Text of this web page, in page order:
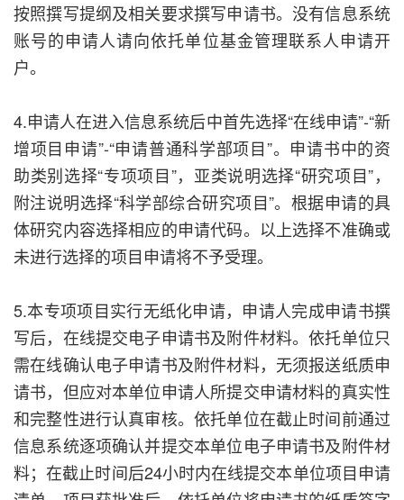
按照撰写提纲及相关要求撰写申请书。没有信息系统
账号的申请人请向依托单位基金管理联系人申请开
户。
4.申请人在进入信息系统后中首先选择“在线申请”-“新
增项目申请”-“申请普通科学部项目”。申请书中的资
助类别选择“专项项目”，亚类说明选择“研究项目”，
附注说明选择“科学部综合研究项目”。根据申请的具
体研究内容选择相应的申请代码。以上选择不准确或
未进行选择的项目申请将不予受理。
5.本专项项目实行无纸化申请，申请人完成申请书撰
写后，在线提交电子申请书及附件材料。依托单位只
需在线确认电子申请书及附件材料，无须报送纸质申
请书，但应对本单位申请人所提交申请材料的真实性
和完整性进行认真审核。依托单位在截止时间前通过
信息系统逐项确认并提交本单位电子申请书及附件材
料；在截止时间后24小时内在线提交本单位项目申请